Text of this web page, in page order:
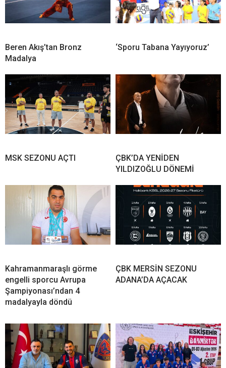
Beren Akış’tan Bronz
Madalya
‘Sporu Tabana Yayıyoruz’
MSK SEZONU AÇTI
ÇBK’DA YENİDEN
YILDIZOĞLU DÖNEMİ
Kahramanmaraşlı görme
engelli sporcu Avrupa
Şampiyonası’ndan 4
madalyayla döndü
ÇBK MERSİN SEZONU
ADANA’DA AÇACAK